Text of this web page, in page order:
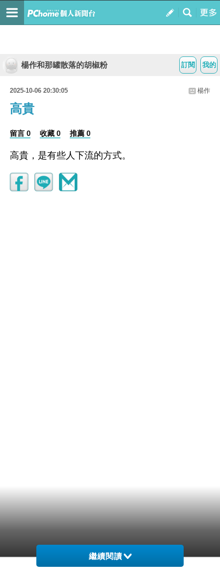
我的
訂閱
楊作和那罐散落的胡椒粉
2025-10-06 20:30:05 楊作
高貴
留言 0 收藏 0 推薦 0
高貴，是有些人下流的方式。
繼續閱讀